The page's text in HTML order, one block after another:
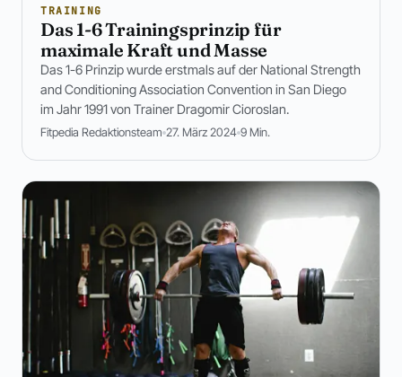
TRAINING
Das 1-6 Trainingsprinzip für
maximale Kraft und Masse
Das 1-6 Prinzip wurde erstmals auf der National Strength
and Conditioning Association Convention in San Diego
im Jahr 1991 von Trainer Dragomir Cioroslan.
Fitpedia Redaktionsteam 27. März 2024 9 Min.